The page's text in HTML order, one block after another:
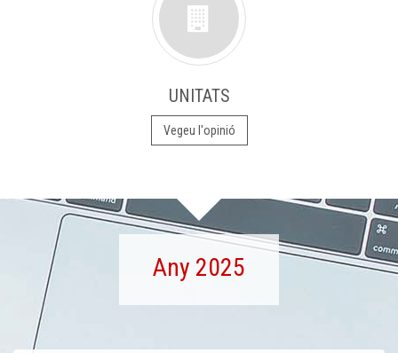
UNITATS
Vegeu l'opinió
Any 2025